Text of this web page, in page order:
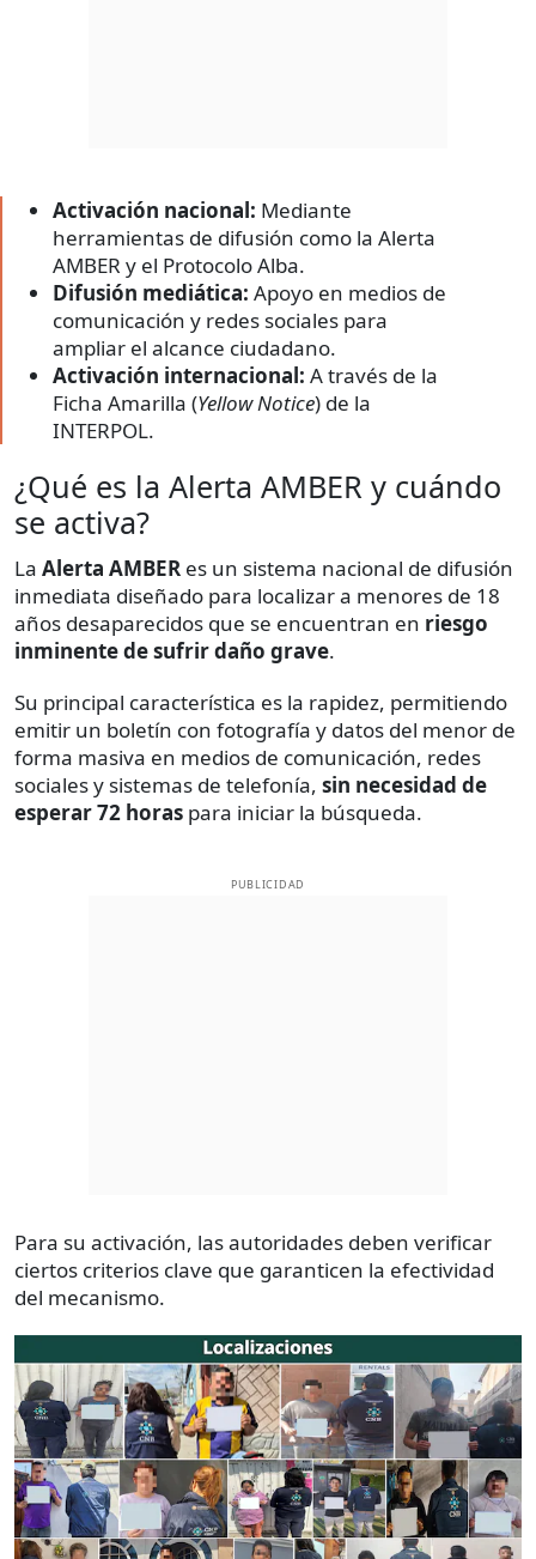
Activación nacional: Mediante
herramientas de difusión como la Alerta
AMBER y el Protocolo Alba.
Difusión mediática: Apoyo en medios de
comunicación y redes sociales para
ampliar el alcance ciudadano.
Activación internacional: A través de la
Ficha Amarilla (Yellow Notice) de la
INTERPOL.
¿Qué es la Alerta AMBER y cuándo
se activa?
La Alerta AMBER es un sistema nacional de difusión
inmediata diseñado para localizar a menores de 18
años desaparecidos que se encuentran en riesgo
inminente de sufrir daño grave.
Su principal característica es la rapidez, permitiendo
emitir un boletín con fotografía y datos del menor de
forma masiva en medios de comunicación, redes
sociales y sistemas de telefonía, sin necesidad de
esperar 72 horas para iniciar la búsqueda.
PUBLICIDAD
Para su activación, las autoridades deben verificar
ciertos criterios clave que garanticen la efectividad
del mecanismo.